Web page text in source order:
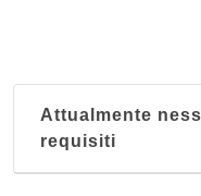
Attualmente
requisiti